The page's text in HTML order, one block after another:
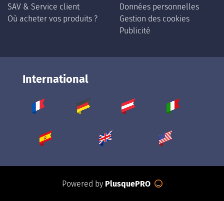
SAV & Service client
Où acheter vos produits ?
Données personnelles
Gestion des cookies
Publicité
International
Powered by PlusquePRO